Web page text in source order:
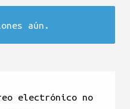
aún.
electrónico no